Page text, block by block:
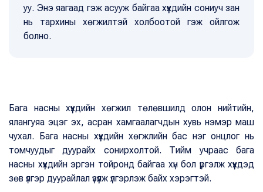
уу. Энэ яагаад гэж асууж байгаа хүүхдийн сониуч зан
нь тархины хөгжилтэй холбоотой гэж ойлгож
болно.
Бага насны хүүхдийн хөгжил төлөвшилд олон нийтийн,
ялангуяа эцэг эх, асран хамгаалагчдын хувь нэмэр маш
чухал. Бага насны хүүхдийн хөгжлийн бас нэг онцлог нь
томчуудыг дуурайх сонирхолтой. Тийм учраас бага
насны хүүхдийн эргэн тойронд байгаа хүн бол үргэлж хүүхдэд
зөв үлгэр дуурайлал үзүүлж үлгэрлэж байх хэрэгтэй.